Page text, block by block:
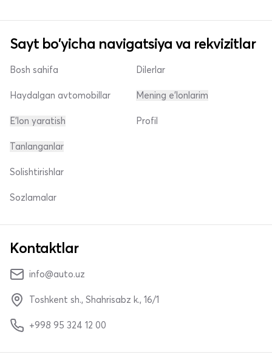
Sayt bo'yicha navigatsiya va rekvizitlar
Bosh sahifa
Haydalgan avtomobillar
E'lon yaratish
Dilerlar
Mening e'lonlarim
Profil
Tanlanganlar
Solishtirishlar
Sozlamalar
Kontaktlar
info@auto.uz
Toshkent sh., Shahrisabz k., 16/1
+998 95 324 12 00